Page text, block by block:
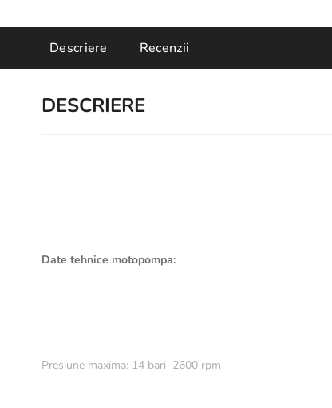
Descriere Recenzii
DESCRIERE
Date tehnice motopompa:
Presiune maxima: 14 bari 2600 rpm